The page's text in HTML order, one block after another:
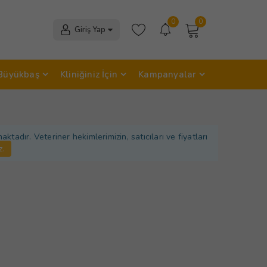
0
0
Giriş Yap
Kliniğiniz İçin Kampanyalar
Veteriner hekimlerimizin, satıcıları ve fiyatları